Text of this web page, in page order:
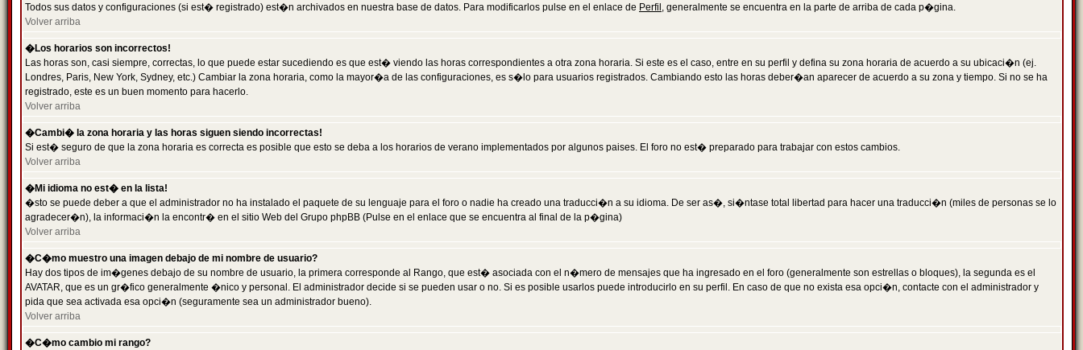
Todos sus datos y configuraciones (si est� registrado) est�n archivados en nuestra base de datos. Para modificarlos pulse en el enlace de Perfil , generalmente se encuentra en la parte de arriba de cada p�gina.
Volver arriba
�Los horarios son incorrectos!
Las horas son, casi siempre, correctas, lo que puede estar sucediendo es que est� viendo las horas correspondientes a otra zona horaria. Si este es el caso, entre en su perfil y defina su zona horaria de acuerdo a su ubicaci�n (ej.
Londres, Paris, New York, Sydney, etc.) Cambiar la zona horaria, como la mayor�a de las configuraciones, es s�lo para usuarios registrados. Cambiando esto las horas deber�an aparecer de acuerdo a su zona y tiempo. Si no se ha
registrado, este es un buen momento para hacerlo.
Volver arriba
�Cambi� la zona horaria y las horas siguen siendo incorrectas!
Si est� seguro de que la zona horaria es correcta es posible que esto se deba a los horarios de verano implementados por algunos paises. El foro no est� preparado para trabajar con estos cambios.
Volver arriba
�Mi idioma no est� en la lista!
�sto se puede deber a que el administrador no ha instalado el paquete de su lenguaje para el foro o nadie ha creado una traducci�n a su idioma. De ser as�, si�ntase total libertad para hacer una traducci�n (miles de personas se lo
agradecer�n), la informaci�n la encontr� en el sitio Web del Grupo phpBB (Pulse en el enlace que se encuentra al final de la p�gina)
Volver arriba
�C�mo muestro una imagen debajo de mi nombre de usuario?
Hay dos tipos de im�genes debajo de su nombre de usuario, la primera corresponde al Rango, que est� asociada con el n�mero de mensajes que ha ingresado en el foro (generalmente son estrellas o bloques), la segunda es el
AVATAR, que es un gr�fico generalmente �nico y personal. El administrador decide si se pueden usar o no. Si es posible usarlos puede introducirlo en su perfil. En caso de que no exista esa opci�n, contacte con el administrador y
pida que sea activada esa opci�n (seguramente sea un administrador bueno).
Volver arriba
�C�mo cambio mi rango?